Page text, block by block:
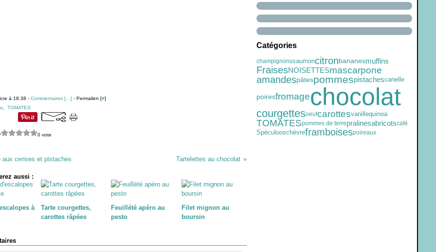
à 18:38 - Commentaires [… ] - Permalien [#]
TOMATES
0 vote
aux cerises et pistaches Tartelettes au chocolat
aussi :
à
Tarte courgettes,
carottes râpées
Feuillété apéro au
pesto
Filet mignon au
boursin
Catégories
champignonssaumoncitron bananesmuffins
FraisesNOISETTESmascarpone
amandespâtespommespistachescanelle
poiresfromagechocolat
courgettesoeufcarottesvanillequinoa
TOMATESpommes de terrepralinesabricotscafé
Spéculooschèvreframboisespoireaux